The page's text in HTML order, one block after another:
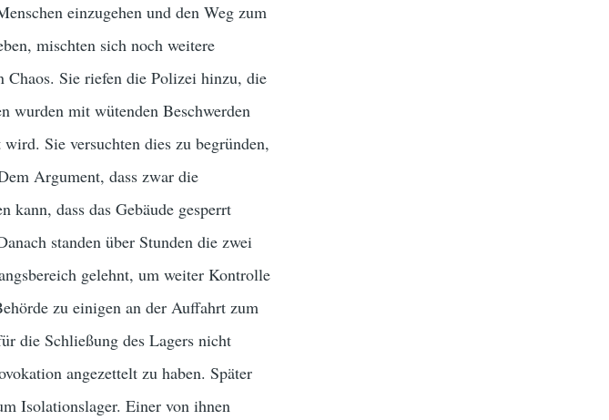
einzugehen und den Weg zum
mischten sich noch weitere
Chaos. Sie riefen die Polizei hinzu, die
wurden mit wütenden Beschwerden
Sie versuchten dies zu begründen,
Argument, dass zwar die
kann, dass das Gebäude gesperrt
standen über Stunden die zwei
gelehnt, um weiter Kontrolle
zu einigen an der Auffahrt zum
die Schließung des Lagers nicht
angezettelt zu haben. Später
Isolationslager. Einer von ihnen